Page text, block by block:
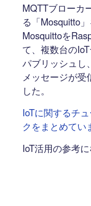
MQTTブローカ
る「Mosquitto
Mosquittoを
て、複数台の
パブリッシュし
メッセージが受
した。
IoTに関するチ
クをまとめてい
IoT活用の参考